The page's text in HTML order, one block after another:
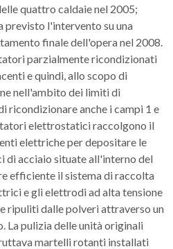
quattro caldaie nel 2005;
previsto l'intervento su una
finale dell'opera nel 2008.
parzialmente ricondizionati
e quindi, allo scopo di
nell'ambito dei limiti di
ricondizionare anche i campi 1 e
elettrostatici raccolgono il
elettriche per depositare le
di acciaio situate all'interno del
efficiente il sistema di raccolta
e gli elettrodi ad alta tensione
ripuliti dalle polveri attraverso un
La pulizia delle unità originali
martelli rotanti installati